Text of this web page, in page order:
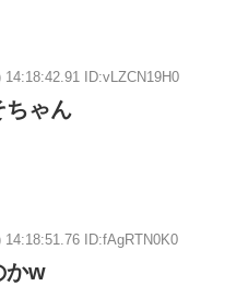
14:18:42.91 ID:vLZCN19H0
ちゃん
14:18:51.76 ID:fAgRTN0K0
かw